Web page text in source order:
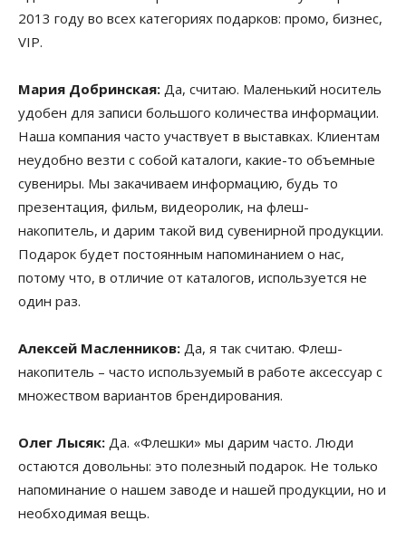
2013 году во всех категориях подарков: промо, бизнес,
VIP.
Мария Добринская: Да, считаю. Маленький носитель
удобен для записи большого количества информации.
Наша компания часто участвует в выставках. Клиентам
неудобно везти с собой каталоги, какие-то объемные
сувениры. Мы закачиваем информацию, будь то
презентация, фильм, видеоролик, на флеш-
накопитель, и дарим такой вид сувенирной продукции.
Подарок будет постоянным напоминанием о нас,
потому что, в отличие от каталогов, используется не
один раз.
Алексей Масленников: Да, я так считаю. Флеш-
накопитель – часто используемый в работе аксессуар с
множеством вариантов брендирования.
Олег Лысяк: Да. «Флешки» мы дарим часто. Люди
остаются довольны: это полезный подарок. Не только
напоминание о нашем заводе и нашей продукции, но и
необходимая вещь.